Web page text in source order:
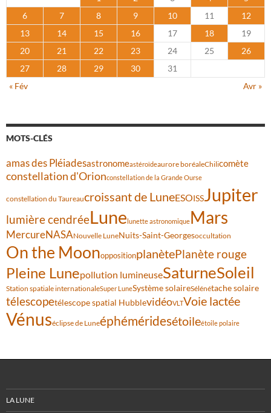
6
7 8 9 10 11
12
13
14 15 16 17 18
19
20
21 22 23 24 25
26
27
28 29 30
31
« Fév
Avr »
MOTS-CLÉS
amas des Pléiadesastronomeastéroïdeaurore boréaleChilicomète
constellation d'Orionconstellation de la Grande Ourse
constellation du Taureaucroissant de LuneESOISSJupiter
lumière cendréeLunelunette astronomiqueMars
MercureNASANouvelle LuneNuits-Saint-Georgesoccultation
On the MoonoppositionplanètePlanète rouge
Pleine Lunepollution lumineuseSaturneSoleil
Station spatiale internationaleSuper LuneSystème solaireSélénétache solaire
télescopetélescope spatial HubblevidéoVLTVoie lactée
Vénuséclipse de Luneéphéméridesétoileétoile polaire
LA LUNE